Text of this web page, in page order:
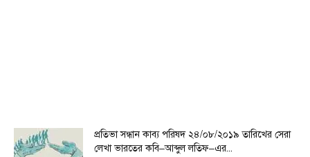
প্রতিভা সন্ধান কাব্য পরিষদ ২৪/০৮/২০১৯ তারিখের সেরা
লেখা ভারতের কবি–আব্দুল লতিফ–এর...